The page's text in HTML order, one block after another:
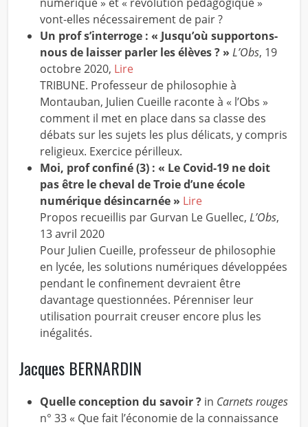
vont-elles nécessairement de pair ?
Un prof s’interroge : « Jusqu’où supportons-
nous de laisser parler les élèves ? » L’Obs, 19
octobre 2020, Lire
TRIBUNE. Professeur de philosophie à
Montauban, Julien Cueille raconte à « l’Obs »
comment il met en place dans sa classe des
débats sur les sujets les plus délicats, y compris
religieux. Exercice périlleux.
Moi, prof confiné (3) : « Le Covid-19 ne doit
pas être le cheval de Troie d’une école
numérique désincarnée » Lire
Propos recueillis par Gurvan Le Guellec, L’Obs,
13 avril 2020
Pour Julien Cueille, professeur de philosophie
en lycée, les solutions numériques développées
pendant le confinement devraient être
davantage questionnées. Pérenniser leur
utilisation pourrait creuser encore plus les
inégalités.
Jacques BERNARDIN
Quelle conception du savoir ?in Carnets rouges
n° 33 « Que fait l’économie de la connaissance